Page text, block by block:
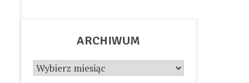
ARCHIWUM
Archiwum